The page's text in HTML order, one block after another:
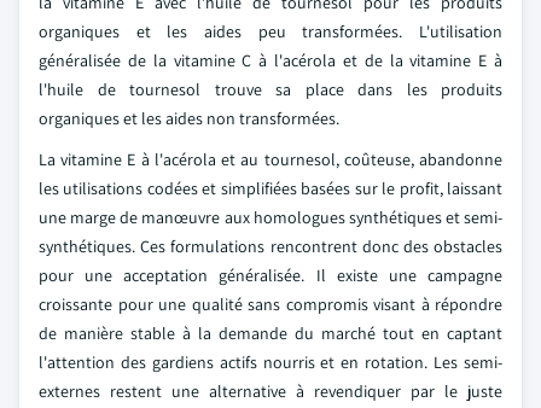
organiques et les aides peu transformées. L'utilisation
généralisée de la vitamine C à l'acérola et de la vitamine E à
l'huile de tournesol trouve sa place dans les produits
organiques et les aides non transformées.
La vitamine E à l'acérola et au tournesol, coûteuse, abandonne
les utilisations codées et simplifiées basées sur le profit, laissant
une marge de manœuvre aux homologues synthétiques et semi-
synthétiques. Ces formulations rencontrent donc des obstacles
pour une acceptation généralisée. Il existe une campagne
croissante pour une qualité sans compromis visant à répondre
de manière stable à la demande du marché tout en captant
l'attention des gardiens actifs nourris et en rotation. Les semi-
externes restent une alternative à revendiquer par le juste